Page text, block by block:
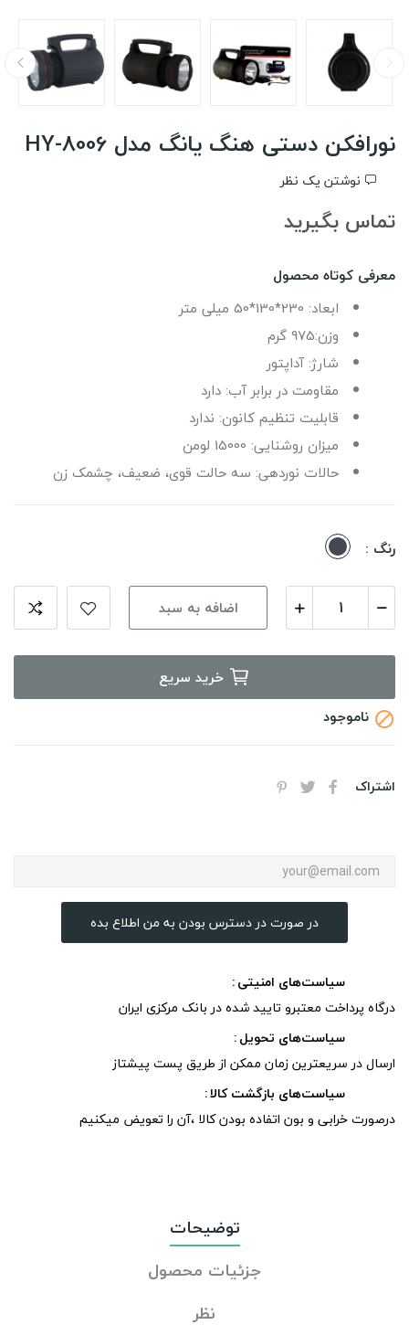
نورافکن دستی هنگ یانگ مدل HY-8006
نوشتن یک نظر
تماس بگیرید
معرفی کوتاه محصول
ابعاد: 230*130*50 میلی متر
وزن:975 گرم
شارژ: آداپتور
مقاومت در برابر آب: دارد
قابلیت تنظیم کانون: ندارد
میزان روشنایی: 15000 لومن
حالات نوردهی: سه حالت قوی، ضعیف، چشمک زن
رنگ : مشکی
اضافه به سبد
خرید سریع
 ناموجود
اشتراک
در صورت در دسترس بودن به من اطلاع بده
سیاست‌های امنیتی
درگاه پرداخت معتبرو تایید شده در بانک مرکزی ایران
سیاست‌های تحویل
ارسال در سریعترین زمان ممکن از طریق پست پیشتاز
سیاست‌های بازگشت کالا
درصورت خرابی و بون اتفاده بودن کالا ،آن را تعویض میکنیم
توضیحات
جزئیات محصول
نظر